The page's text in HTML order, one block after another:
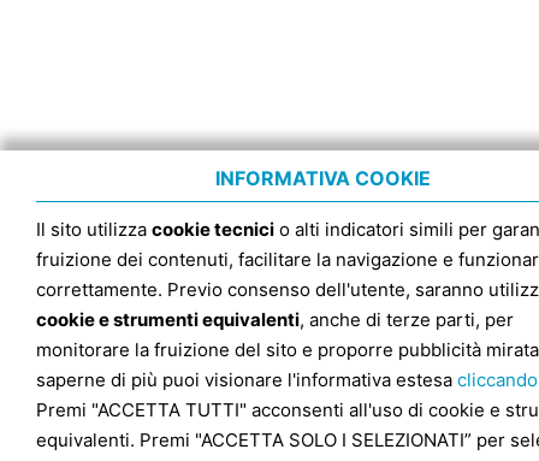
INFORMATIVA COOKIE
Il sito utilizza cookie tecnici o alti indicatori simili per
fruizione dei contenuti, facilitare la navigazione e
correttamente. Previo consenso dell'utente, saranno
cookie e strumenti equivalenti, anche di terze parti, per
monitorare la fruizione del sito e proporre pubblicità
saperne di più puoi visionare l'informativa estesa
Premi "ACCETTA TUTTI" acconsenti all'uso di cookie e
equivalenti. Premi "ACCETTA SOLO I SELEZIONATI” per